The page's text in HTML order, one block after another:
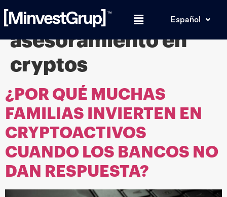
Español
Etiqueta:
asesoramiento en
cryptos
¿POR QUÉ MUCHAS
FAMILIAS INVIERTEN EN
CRYPTOACTIVOS
CUANDO LOS BANCOS NO
DAN RESPUESTA?